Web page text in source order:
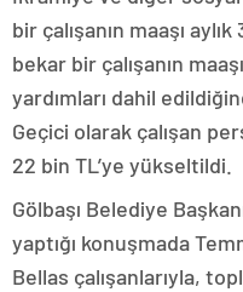
bir çalışanın maaşı
bekar bir çalışanın
yardımları dahil
Geçici olarak çalışan
22 bin TL’ye yükseltildi.
Gölbaşı Belediye
yaptığı konuşmada
Bellas çalışanlarıyla,